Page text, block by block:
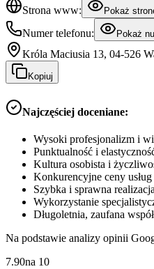
Strona www:
Pokaż
Numer telefonu: Pokaż
Króla Maciusia 13, 04-526
Kopiuj
Najczęściej doceniane:
Wysoki profesjonalizm i
Punktualność i
Kultura osobista i
Konkurencyjne ceny usług
Szybka i sprawna
Wykorzystanie
Długoletnia, zaufana
Na podstawie analizy opinii
7.90na 10